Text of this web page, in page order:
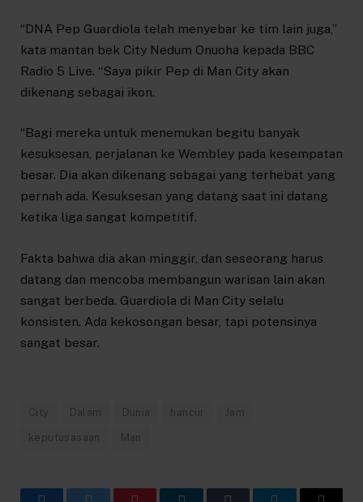
“DNA Pep Guardiola telah menyebar ke tim lain juga,”
kata mantan bek City Nedum Onuoha kepada BBC
Radio 5 Live. “Saya pikir Pep di Man City akan
dikenang sebagai ikon.
“Bagi mereka untuk menemukan begitu banyak
kesuksesan, perjalanan ke Wembley pada kesempatan
besar. Dia akan dikenang sebagai yang terhebat yang
pernah ada. Kesuksesan yang datang saat ini datang
ketika liga sangat kompetitif.
Fakta bahwa dia akan minggir, dan seseorang harus
datang dan mencoba membangun warisan lain akan
sangat berbeda. Guardiola di Man City selalu
konsisten. Ada kekosongan besar, tapi potensinya
sangat besar.
City Dalam Dunia hancur Jam
keputusasaan Man